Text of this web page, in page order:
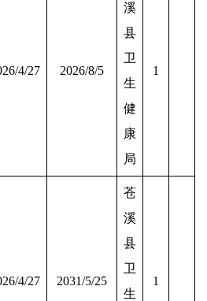
4/27 2026/8/5
溪
县
卫
生
健
康
局
1
4/27 2031/5/25
苍
溪
县
卫
生
1